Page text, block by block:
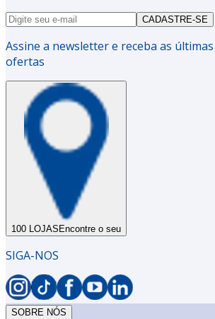
CADASTRE-SE
Assine a newsletter e receba as
ofertas
100 LOJAS Encontre o seu
SIGA-NOS
SOBRE NÓS